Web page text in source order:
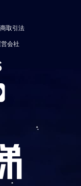
取引法
会社